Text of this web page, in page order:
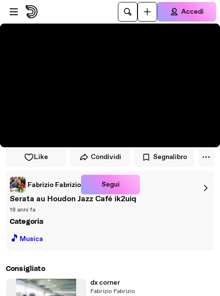
Vai al lettore
Passa al contenuto principale
Accedi
Like Condividi Segnalibro
Fabrizio Fabrizio Segui
Serata au Houdon Jazz Café ik2uiq
18 anni fa
Categoria
🎵 Musica
Consigliato
dx corner
Fabrizio Fabrizio